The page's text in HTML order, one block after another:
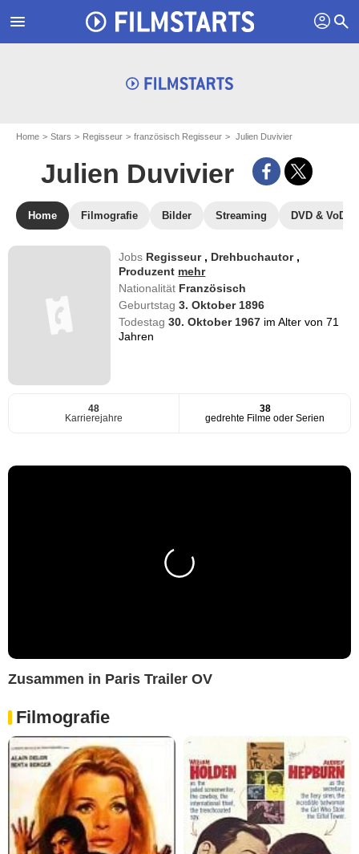
menu profil search
Home Stars Regisseur französisch Regisseur Julien Duvivier
Julien Duvivier
Home Filmografie Bilder Streaming DVD & VoD
Jobs Regisseur , Drehbuchautor ,
Produzent mehr
Nationalität Französisch
Geburtstag3. Oktober 1896
Todestag30. Oktober 1967 im Alter von 71
Jahren
48
Karrierejahre
38
gedrehte Filme oder Serien
Zusammen in Paris Trailer OV
Filmografie